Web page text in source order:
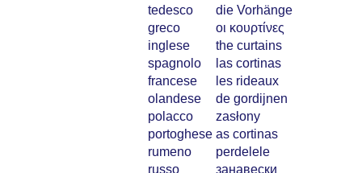
tedesco
die Vorhänge
greco
οι κουρτίνες
inglese
the curtains
spagnolo
las cortinas
francese
les rideaux
olandese
de gordijnen
polacco
zasłony
portoghese as cortinas
rumeno
perdelele
russo
занавески